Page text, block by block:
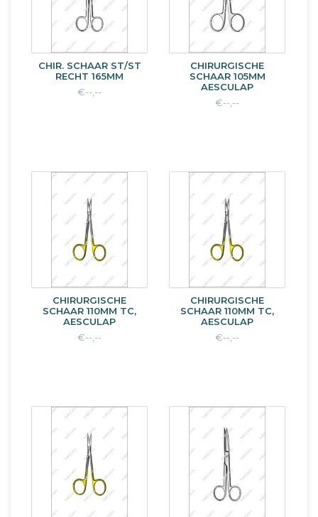
CHIR. SCHAAR ST/ST
RECHT 165MM
€--,--
CHIRURGISCHE
SCHAAR 105MM
AESCULAP
€--,--
CHIRURGISCHE
SCHAAR 110MM TC,
AESCULAP
€--,--
CHIRURGISCHE
SCHAAR 110MM TC,
AESCULAP
€--,--